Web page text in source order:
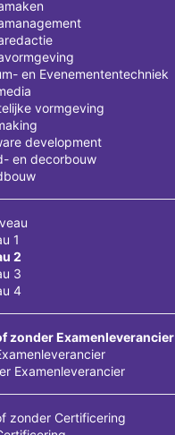
en Evenemententechniek
vormgeving
development
en decorbouw
1
2
3
4
zonder Examenleverancier
Examenleverancier
zonder Certificering